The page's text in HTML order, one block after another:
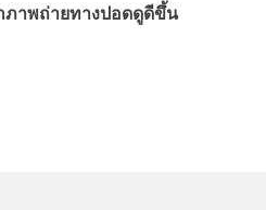
ภาพถ่ายทางปอดดูดีขึ้น